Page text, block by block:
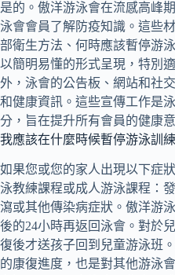
是的。傲洋游泳會在流感高峰
泳會會員了解防疫知識。這些
部衛生方法、何時應該暫停游
以簡明易懂的形式呈現，特別
外，泳會的公告板、網站和社
和健康資訊。這些宣傳工作是
分，旨在提升所有會員的健康意
我應該在什麼時候暫停游泳訓
如果您或您的家人出現以下症
泳教練課程或成人游泳課程：
瀉或其他傳染病症狀。傲洋游
後的24小時再返回泳會。對於
復後才送孩子回到兒童游泳班
的康復進度，也是對其他游泳